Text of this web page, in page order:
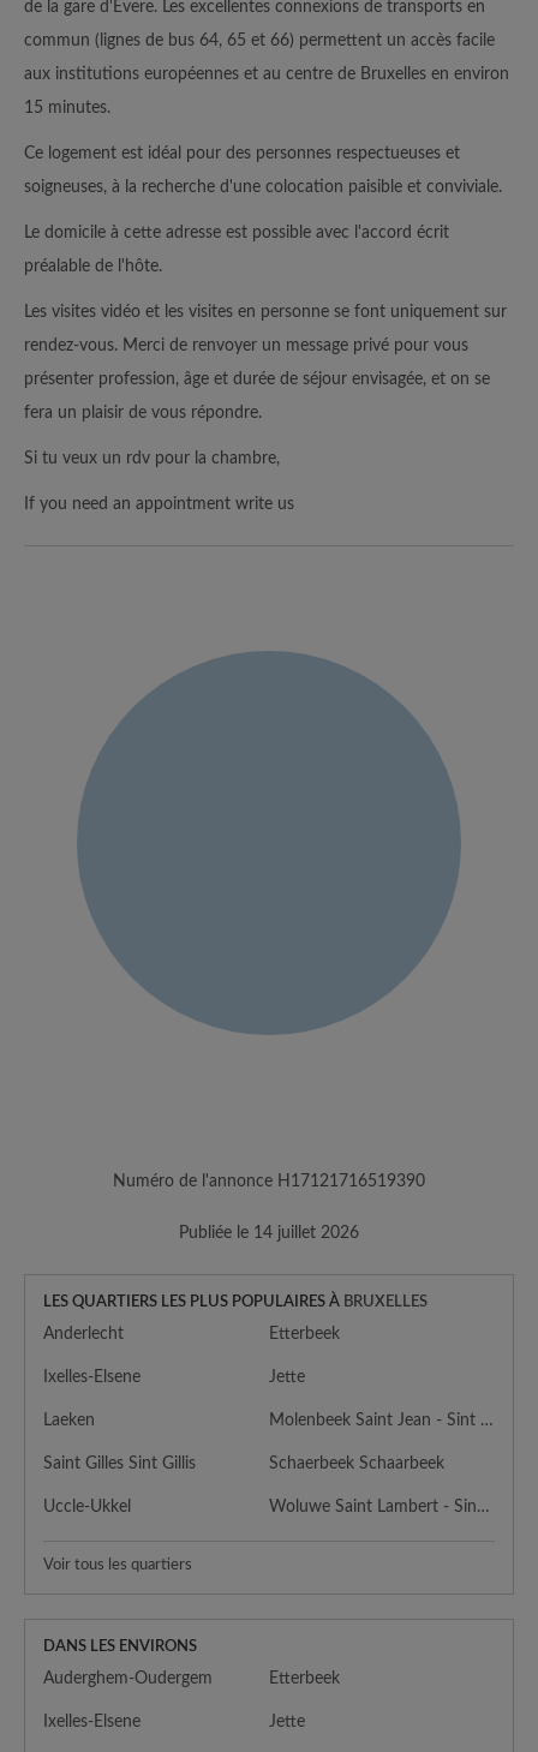
de la gare d'Evere. Les excellentes connexions de transports en
commun (lignes de bus 64, 65 et 66) permettent un accès facile
aux institutions européennes et au centre de Bruxelles en environ
15 minutes.
Ce logement est idéal pour des personnes respectueuses et
soigneuses, à la recherche d'une colocation paisible et conviviale.
Le domicile à cette adresse est possible avec l'accord écrit
préalable de l'hôte.
Les visites vidéo et les visites en personne se font uniquement sur
rendez-vous. Merci de renvoyer un message privé pour vous
présenter profession, âge et durée de séjour envisagée, et on se
fera un plaisir de vous répondre.
Si tu veux un rdv pour la chambre,
If you need an appointment write us
Numéro de l'annonce H17121716519390
Publiée le 14 juillet 2026
LES QUARTIERS LES PLUS POPULAIRES À BRUXELLES
Anderlecht Etterbeek
Ixelles-Elsene Jette
Laeken Molenbeek Saint Jean - Sint Jans Molenbeek
Saint Gilles Sint Gillis Schaerbeek Schaarbeek
Uccle-Ukkel Woluwe Saint Lambert - Sint Lambrechts Woluwe
Voir tous les quartiers
DANS LES ENVIRONS
Auderghem-Oudergem Etterbeek
Ixelles-Elsene Jette